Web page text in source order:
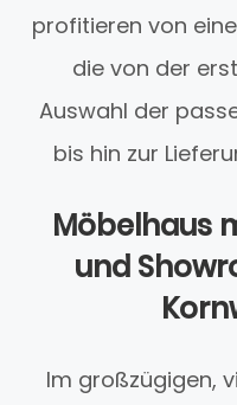
profitieren von
die von der
Auswahl der
bis hin zur
Möbelhaus
und
Im großzügigen,